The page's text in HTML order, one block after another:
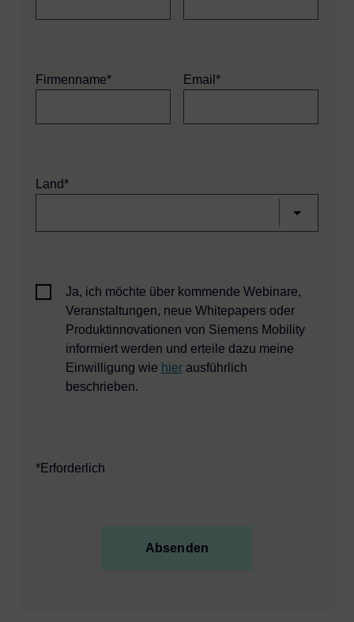
Firmenname* Email*
Land*
Ja, ich möchte über kommende Webinare,
Veranstaltungen, neue Whitepapers oder
Produktinnovationen von Siemens Mobility
informiert werden und erteile dazu meine
Einwilligung wie hierausführlich
beschrieben.
*Erforderlich
Absenden